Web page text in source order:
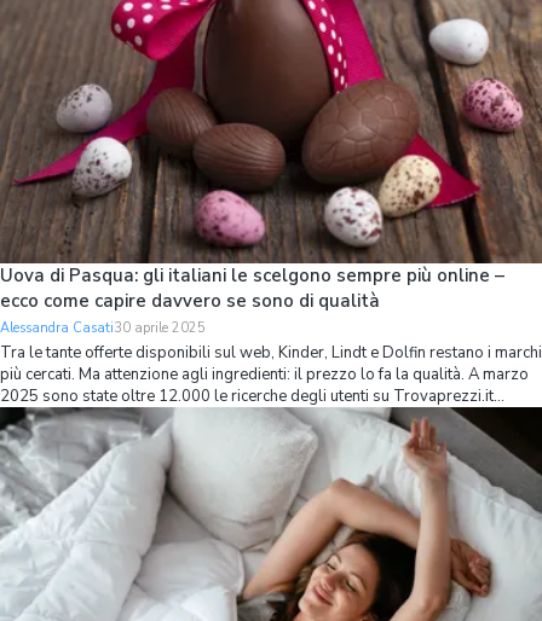
Uova di Pasqua: gli italiani le scelgono sempre più online –
ecco come capire davvero se sono di qualità
Alessandra Casati30 aprile 2025
Tra le tante offerte disponibili sul web, Kinder, Lindt e Dolfin restano i marchi
più cercati. Ma attenzione agli ingredienti: il prezzo lo fa la qualità. A marzo
2025 sono state oltre 12.000 le ricerche degli utenti su Trovaprezzi.it
relative ad un uovo di cioccolato da acquistare: un dato più